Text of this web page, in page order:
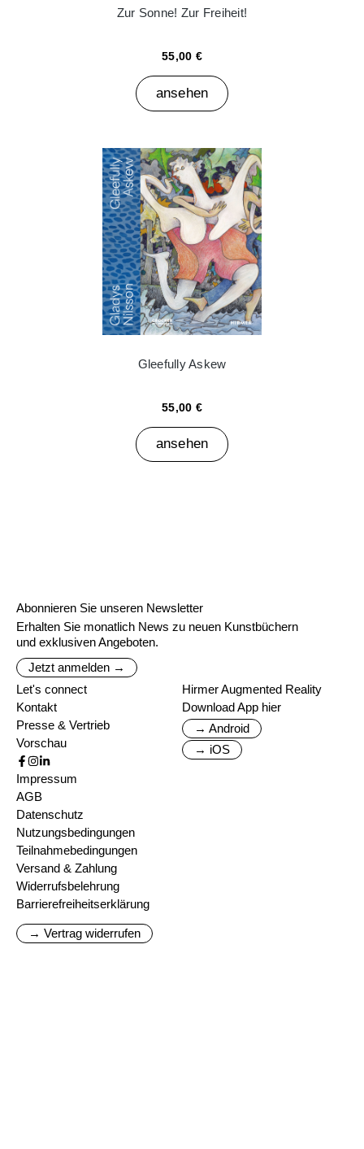
Zur Sonne! Zur Freiheit!
55,00 €
ansehen
Gleefully Askew
55,00 €
ansehen
Abonnieren Sie unseren Newsletter
Erhalten Sie monatlich News zu neuen Kunstbüchern
und exklusiven Angeboten.
Jetzt anmelden →
Let's connect
Kontakt
Presse & Vertrieb
Vorschau
Hirmer Augmented Reality
Download App hier
→ Android
→ iOS
Impressum
AGB
Datenschutz
Nutzungsbedingungen
Teilnahmebedingungen
Versand & Zahlung
Widerrufsbelehrung
Barrierefreiheitserklärung
→ Vertrag widerrufen